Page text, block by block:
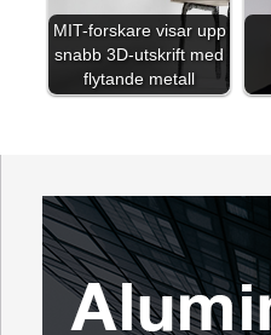
MIT-forskare visar upp
snabb 3D-utskrift med
flytande metall